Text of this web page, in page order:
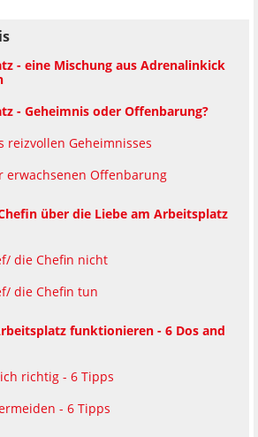
- eine Mischung aus Adrenalinkick
- Geheimnis oder Offenbarung?
reizvollen Geheimnisses
erwachsenen Offenbarung
über die Liebe am Arbeitsplatz
die Chefin nicht
die Chefin tun
funktionieren - 6 Dos and
richtig - 6 Tipps
- 6 Tipps